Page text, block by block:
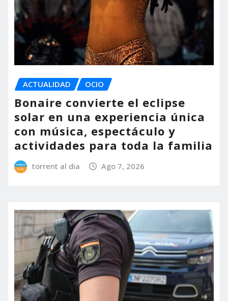
ACTUALIDAD OCIO
Bonaire convierte el eclipse
solar en una experiencia única
con música, espectáculo y
actividades para toda la familia
torrent al dia Ago 7, 2026